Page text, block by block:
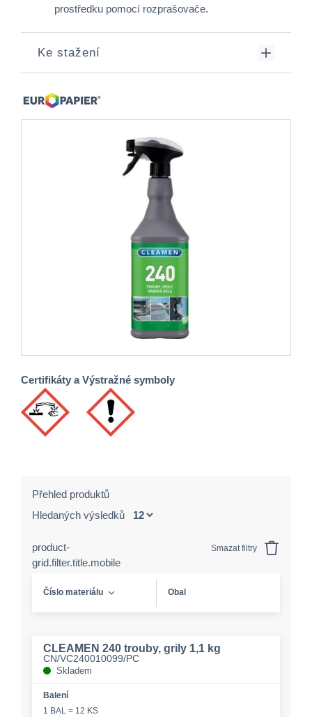
prostředku pomocí rozprašovače.​
Ke stažení
Certifikáty a Výstražné symboly
Přehled produktů
Hledaných výsledků
product-
grid.filter.title.mobile
Smazat filtry
Číslo materiálu Obal
CLEAMEN 240 trouby, grily 1,1 kg
CN/VC240010099/PC
Skladem
Balení
1 BAL = 12 KS